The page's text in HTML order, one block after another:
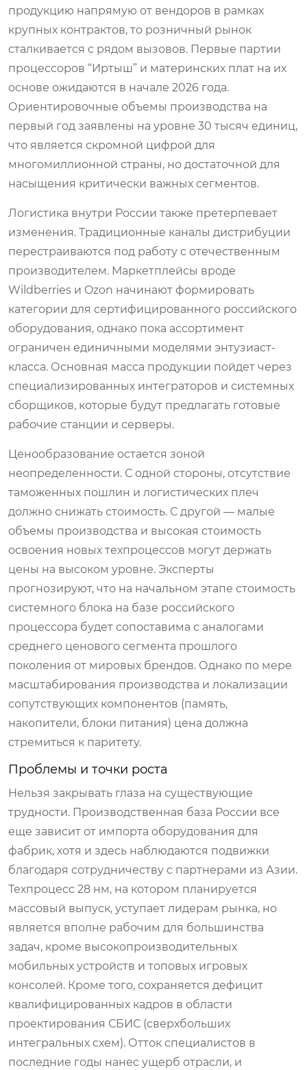
продукцию напрямую от вендоров в рамках
крупных контрактов, то розничный рынок
сталкивается с рядом вызовов. Первые партии
процессоров “Иртыш” и материнских плат на их
основе ожидаются в начале 2026 года.
Ориентировочные объемы производства на
первый год заявлены на уровне 30 тысяч единиц,
что является скромной цифрой для
многомиллионной страны, но достаточной для
насыщения критически важных сегментов.
Логистика внутри России также претерпевает
изменения. Традиционные каналы дистрибуции
перестраиваются под работу с отечественным
производителем. Маркетплейсы вроде
Wildberries и Ozon начинают формировать
категории для сертифицированного российского
оборудования, однако пока ассортимент
ограничен единичными моделями энтузиаст-
класса. Основная масса продукции пойдет через
специализированных интеграторов и системных
сборщиков, которые будут предлагать готовые
рабочие станции и серверы.
Ценообразование остается зоной
неопределенности. С одной стороны, отсутствие
таможенных пошлин и логистических плеч
должно снижать стоимость. С другой — малые
объемы производства и высокая стоимость
освоения новых техпроцессов могут держать
цены на высоком уровне. Эксперты
прогнозируют, что на начальном этапе стоимость
системного блока на базе российского
процессора будет сопоставима с аналогами
среднего ценового сегмента прошлого
поколения от мировых брендов. Однако по мере
масштабирования производства и локализации
сопутствующих компонентов (память,
накопители, блоки питания) цена должна
стремиться к паритету.
Проблемы и точки роста
Нельзя закрывать глаза на существующие
трудности. Производственная база России все
еще зависит от импорта оборудования для
фабрик, хотя и здесь наблюдаются подвижки
благодаря сотрудничеству с партнерами из Азии.
Техпроцесс 28 нм, на котором планируется
массовый выпуск, уступает лидерам рынка, но
является вполне рабочим для большинства
задач, кроме высокопроизводительных
мобильных устройств и топовых игровых
консолей. Кроме того, сохраняется дефицит
квалифицированных кадров в области
проектирования СБИС (сверхбольших
интегральных схем). Отток специалистов в
последние годы нанес ущерб отрасли, и